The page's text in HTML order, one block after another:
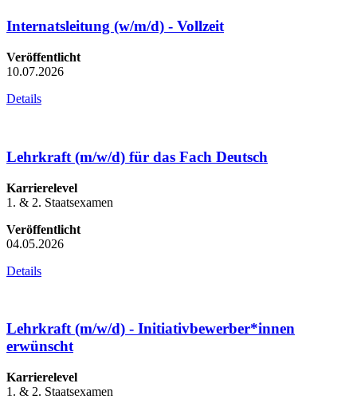
Internatsleitung (w/m/d) - Vollzeit
Veröffentlicht
10.07.2026
Details
Lehrkraft (m/w/d) für das Fach Deutsch
Karrierelevel
1. & 2. Staatsexamen
Veröffentlicht
04.05.2026
Details
Lehrkraft (m/w/d) - Initiativbewerber*innen
erwünscht
Karrierelevel
1. & 2. Staatsexamen